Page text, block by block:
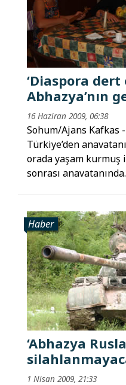
‘Diaspora
Abhazya’nın
16 Haziran 2009, 06:38
Sohum/Ajans Kafkas
Türkiye’den
orada yaşam
sonrası
Haber
‘Abhazya
1 Nisan 2009, 21:33